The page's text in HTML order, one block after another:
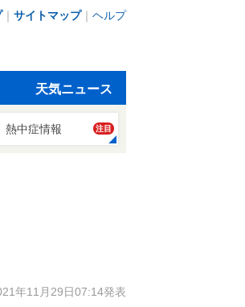
｜ サイトマップ｜ ヘルプ
天気ニュース
熱中症情報 注目
年11月29日07:14発表